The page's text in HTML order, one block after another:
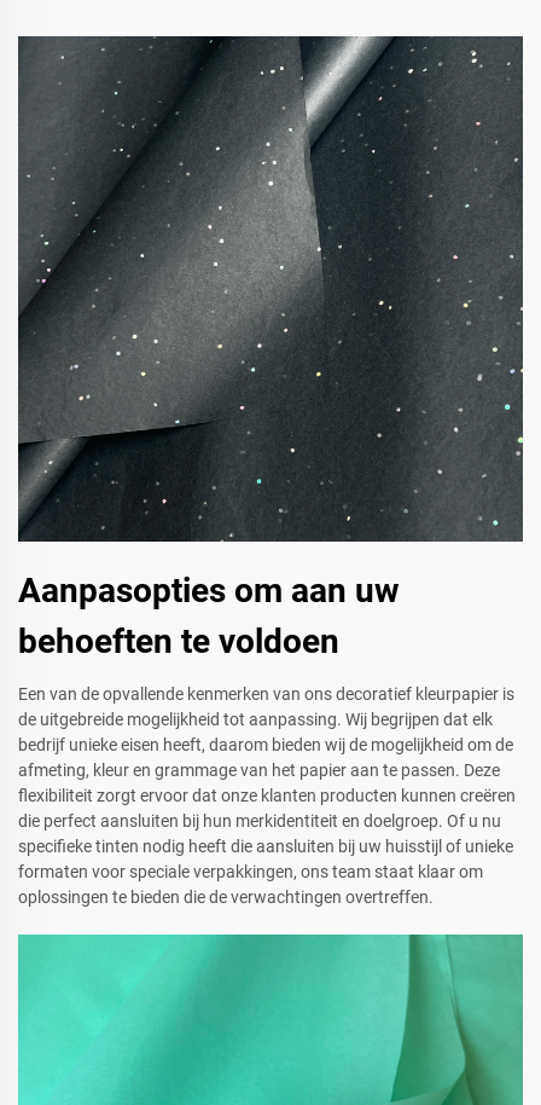
Aanpasopties om aan uw
behoeften te voldoen
Een van de opvallende kenmerken van ons decoratief kleurpapier is
de uitgebreide mogelijkheid tot aanpassing. Wij begrijpen dat elk
bedrijf unieke eisen heeft, daarom bieden wij de mogelijkheid om de
afmeting, kleur en grammage van het papier aan te passen. Deze
flexibiliteit zorgt ervoor dat onze klanten producten kunnen creëren
die perfect aansluiten bij hun merkidentiteit en doelgroep. Of u nu
specifieke tinten nodig heeft die aansluiten bij uw huisstijl of unieke
formaten voor speciale verpakkingen, ons team staat klaar om
oplossingen te bieden die de verwachtingen overtreffen.